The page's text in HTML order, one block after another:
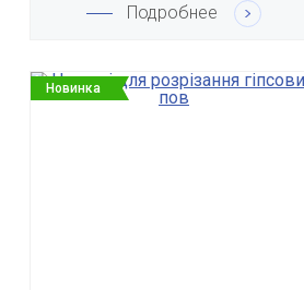
Подробнее
Новинка